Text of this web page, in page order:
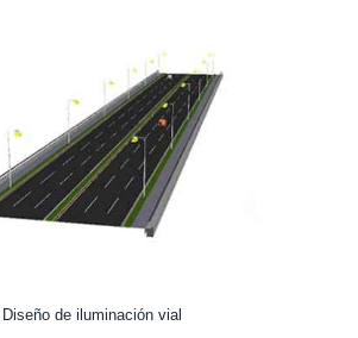
Diseño de iluminación vial